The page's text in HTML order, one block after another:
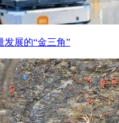
发展的“金三角”